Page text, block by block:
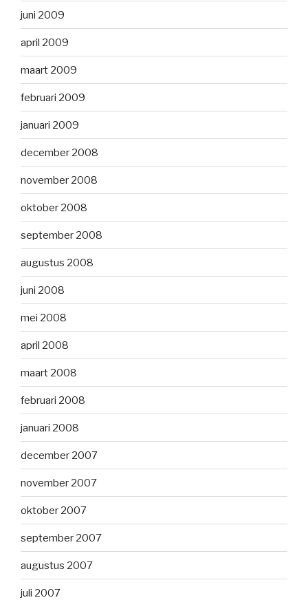
juni 2009
april 2009
maart 2009
februari 2009
januari 2009
december 2008
november 2008
oktober 2008
september 2008
augustus 2008
juni 2008
mei 2008
april 2008
maart 2008
februari 2008
januari 2008
december 2007
november 2007
oktober 2007
september 2007
augustus 2007
juli 2007